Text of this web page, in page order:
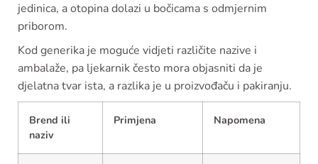
jedinica, a otopina dolazi u bočicama s odmjernim
priborom.
Kod generika je moguće vidjeti različite nazive i
ambalaže, pa ljekarnik često mora objasniti da je
djelatna tvar ista, a razlika je u proizvođaču i pakiranju.
Brend ili
naziv
Primjena Napomena